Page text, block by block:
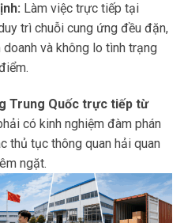
Làm việc trực tiếp tại
trì chuỗi cung ứng đều đặn,
và không lo tình trạng
Trung Quốc trực tiếp từ
có kinh nghiệm đàm phán
thủ tục thông quan hải quan
ngặt.